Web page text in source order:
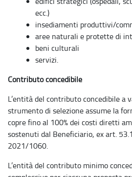
ecc.)
insediamenti produttivi/
aree naturali e protettedi
beni culturali
servizi.
Contributo concedibile
L’entità del contributo concedibile a
strumento di selezione assume la
copre fino al 100% dei costi diretti
sostenuti dal Beneficiario, ex art.
2021/1060.
L’entità del contributo minimo